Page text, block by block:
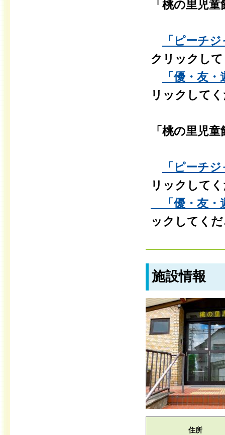
「桃の里児
「ピーチ
クリックし
「優・友
リックして
「桃の里児
「ピーチ
リックして
「優・友・
ックしてく
施設情報
住所